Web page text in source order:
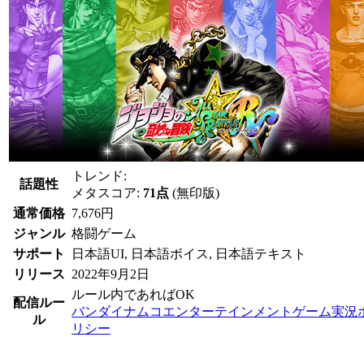
話題性
トレンド:
メタスコア: 71点 (無印版)
通常価格 7,676円
ジャンル 格闘ゲーム
サポート
日本語UI, 日本語ボイス, 日本語テキスト
リリース 2022年9月2日
配信ルー
ル
ルール内であればOK
バンダイナムコエンターテインメントゲーム実況
リシー